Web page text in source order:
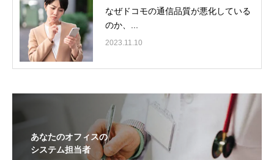
なぜドコモの通信品質が悪化している
のか、...
2023.11.10
あなたのオフィスの
システム担当者